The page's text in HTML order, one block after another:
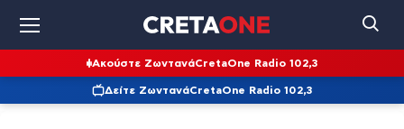
Ακούστε ΖωντανάCretaOne Radio 102,3
Δείτε ΖωντανάCretaOne Radio 102,3